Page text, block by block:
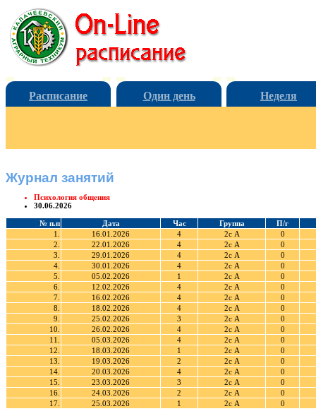
Расписание Один день Неделя
Журнал занятий
Психология общения
30.06.2026
№ п.п Дата Час Группа
П/г
1.
16.01.2026 4 2с А
0
2.
22.01.2026 4 2с А
0
3.
29.01.2026 4 2с А
0
4.
30.01.2026 4 2с А
0
5.
05.02.2026 1 2с А
0
6.
12.02.2026 4 2с А
0
7.
16.02.2026 4 2с А
0
8.
18.02.2026 4 2с А
0
9.
25.02.2026 3 2с А
0
10.
26.02.2026 4 2с А
0
11.
05.03.2026 4 2с А
0
12.
18.03.2026 1 2с А
0
13.
19.03.2026 2 2с А
0
14.
20.03.2026 4 2с А
0
15.
23.03.2026 3 2с А
0
16.
24.03.2026 2 2с А
0
17.
25.03.2026 1 2с А 0